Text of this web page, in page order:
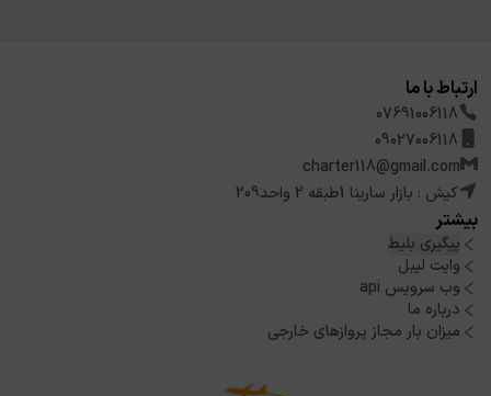
ارتباط با ما
07691006118
09027006118
charter118@gmail.com
کیش : بازار سارینا 1طبقه 2 واحد209
بیشتر
پیگیری بلیط
وایت لیبل
وب سرویس api
درباره ما
میزان بار مجاز پروازهای خارجی